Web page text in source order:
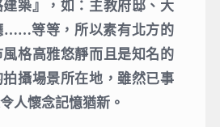
築』，如：主教府邸、大
……等等，所以素有北方的
格高雅悠靜而且是知名的
攝場景所在地，雖然已事
人懷念記憶猶新。